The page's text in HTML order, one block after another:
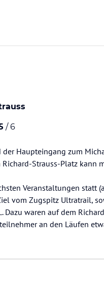
/ 6
Haupteingang zum
Strauss-Platz kann
Veranstaltungen statt
vom Zugspitz Ultratrail,
Dazu waren auf dem
an den Läufen